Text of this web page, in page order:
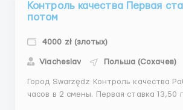
Контроль качества Первая
потом
4000 zł (злотых)
Viacheslav Польша (Сохачев)
Город Swarzędz Контроль качества Работа по 12
часов в 2 смены. Первая ставка 13,50 потом 14